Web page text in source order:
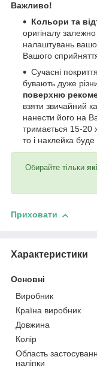
Важливо!
Кольори та
оригіналу
налаштувань
Вашого
Сучасні
бувають дуже
поверхню
взяти звичайний
нанести його на
тримається 15-20
то і наклейка
Обирайте тільки
Приховати
Характеристики
Основні
Виробник
Країна виробник
Довжина
Колір
Область
наліпки